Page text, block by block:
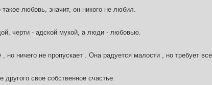
любовь, значит, он никого не любил.
черти - адской мукой, а люди - любовью.
но ничего не пропускает . Она радуется малости , но требует
свое собственное счастье.